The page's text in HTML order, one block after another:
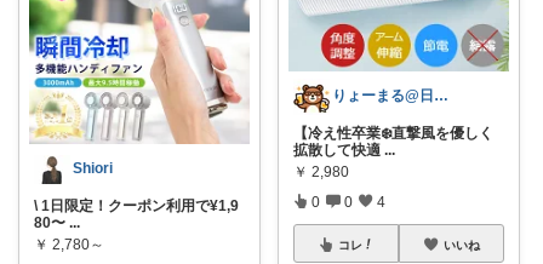
Shiori
\ 1日限定！クーポン利用で¥1,9
80〜 ...
￥ 2,780～
りょーまる@日用品×ファッション
【冷え性卒業❄️直撃風を優しく
拡散して快適 ...
￥ 2,980
0 0 4
コレ いいね